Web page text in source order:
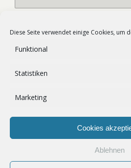
Diese Seite verwendet einige Cookies, um
Funktional
Statistiken
Marketing
Cookies
Ablehnen
meinen nächsten Kommentar
Zum